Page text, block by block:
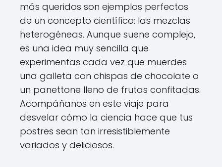
más queridos son ejemplos perfectos
de un concepto científico: las mezclas
heterogéneas. Aunque suene complejo,
es una idea muy sencilla que
experimentas cada vez que muerdes
una galleta con chispas de chocolate o
un panettone lleno de frutas confitadas.
Acompáñanos en este viaje para
desvelar cómo la ciencia hace que tus
postres sean tan irresistiblemente
variados y deliciosos.